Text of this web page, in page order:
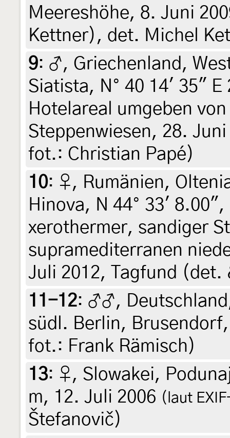
Meereshöhe, 8. Juni
Kettner), det. Michel
9: ♂, Griechenland,
Siatista, N° 40 14' 35" E
Hotelareal umgeben
Steppenwiesen, 28.
fot.: Christian Papé)
10: ♀, Rumänien,
Hinova, N 44° 33'
xerothermer, sandiger
supramediterranen
Juli 2012, Tagfund
11-12: ♂♂,
südl. Berlin,
fot.: Frank Rämisch)
13: ♀, Slowakei,
m, 12. Juli 2006 (laut
Štefanovič)